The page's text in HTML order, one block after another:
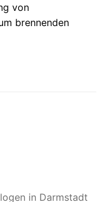
von
brennenden
in Darmstadt